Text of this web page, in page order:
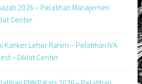
2026 – Pelatihan Manajemen
Center
Kanker Leher Rahim – Pelatihan IVA
– Diklat Center